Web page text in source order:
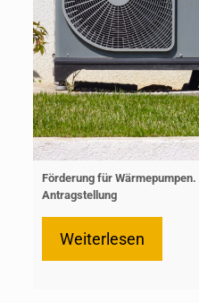
Förderung für
Antragstellung
Weiterlesen